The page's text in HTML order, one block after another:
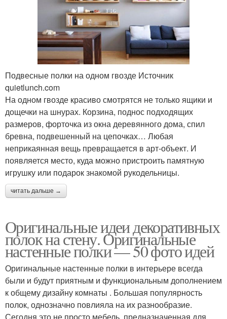
Подвесные полки на одном гвозде Источник
quietlunch.com
На одном гвозде красиво смотрятся не только ящики и
дощечки на шнурах. Корзина, поднос подходящих
размеров, форточка из окна деревянного дома, спил
бревна, подвешенный на цепочках… Любая
неприкаянная вещь превращается в арт-объект. И
появляется место, куда можно пристроить памятную
игрушку или подарок знакомой рукодельницы.
читать дальше →
Оригинальные идеи декоративных
полок на стену. Оригинальные
настенные полки — 50 фото идей
Оригинальные настенные полки в интерьере всегда
были и будут приятным и функциональным дополнением
к общему дизайну комнаты . Большая популярность
полок, однозначно повлияла на их разнообразие.
Сегодня это не просто мебель, предназначенная для